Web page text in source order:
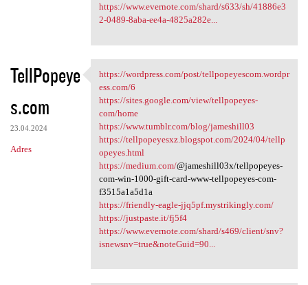
https://www.evernote.com/shard/s633/sh/41886e3
2-0489-8aba-ee4a-4825a282e...
TellPopeye
s.com
23.04.2024
Adres
https://wordpress.com/post
https://wordpress.com/post/tellpopeyescom.wordpr
ess.com/6
https://sites.google.com/view/tellpopeyes-
com/home
https://www.tumblr.com/blog/jameshill03
https://tellpopeyesxz.blogspot.com/2024/04/tellp
opeyes.html
https://medium.com/@jameshill03x/tellpopeyes-
com-win-1000-gift-card-www-tellpopeyes-com-
f3515a1a5d1a
https://friendly-eagle-jjq5pf.mystrikingly.com/
https://justpaste.it/fj5f4
https://www.evernote.com/shard/s469/client/snv?
isnewsnv=true&noteGuid=90...